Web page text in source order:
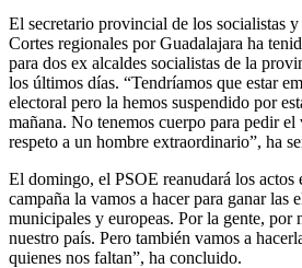
El secretario provincial de los socialistas y
Cortes regionales por Guadalajara ha
para dos ex alcaldes socialistas de la
los últimos días. “Tendríamos que estar
electoral pero la hemos suspendido por
mañana. No tenemos cuerpo para pedir
respeto a un hombre extraordinario”, ha
El domingo, el PSOE reanudará los actos
campaña la vamos a hacer para ganar las
municipales y europeas. Por la gente, por
nuestro país. Pero también vamos a
quienes nos faltan”, ha concluido.